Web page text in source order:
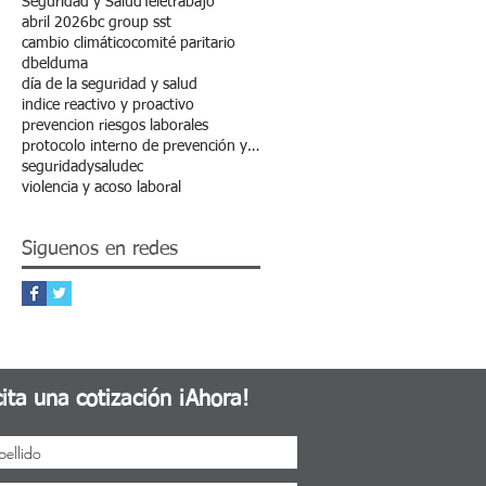
abril 2026bc group sst
cambio climáticocomité paritario
dbelduma
día de la seguridad y salud
indice reactivo y proactivo
prevencion riesgos laborales
protocolo interno de prevención y erradicación de la discriminación
seguridadysaludec
violencia y acoso laboral
Siguenos en redes
una cotización ¡Ahora!